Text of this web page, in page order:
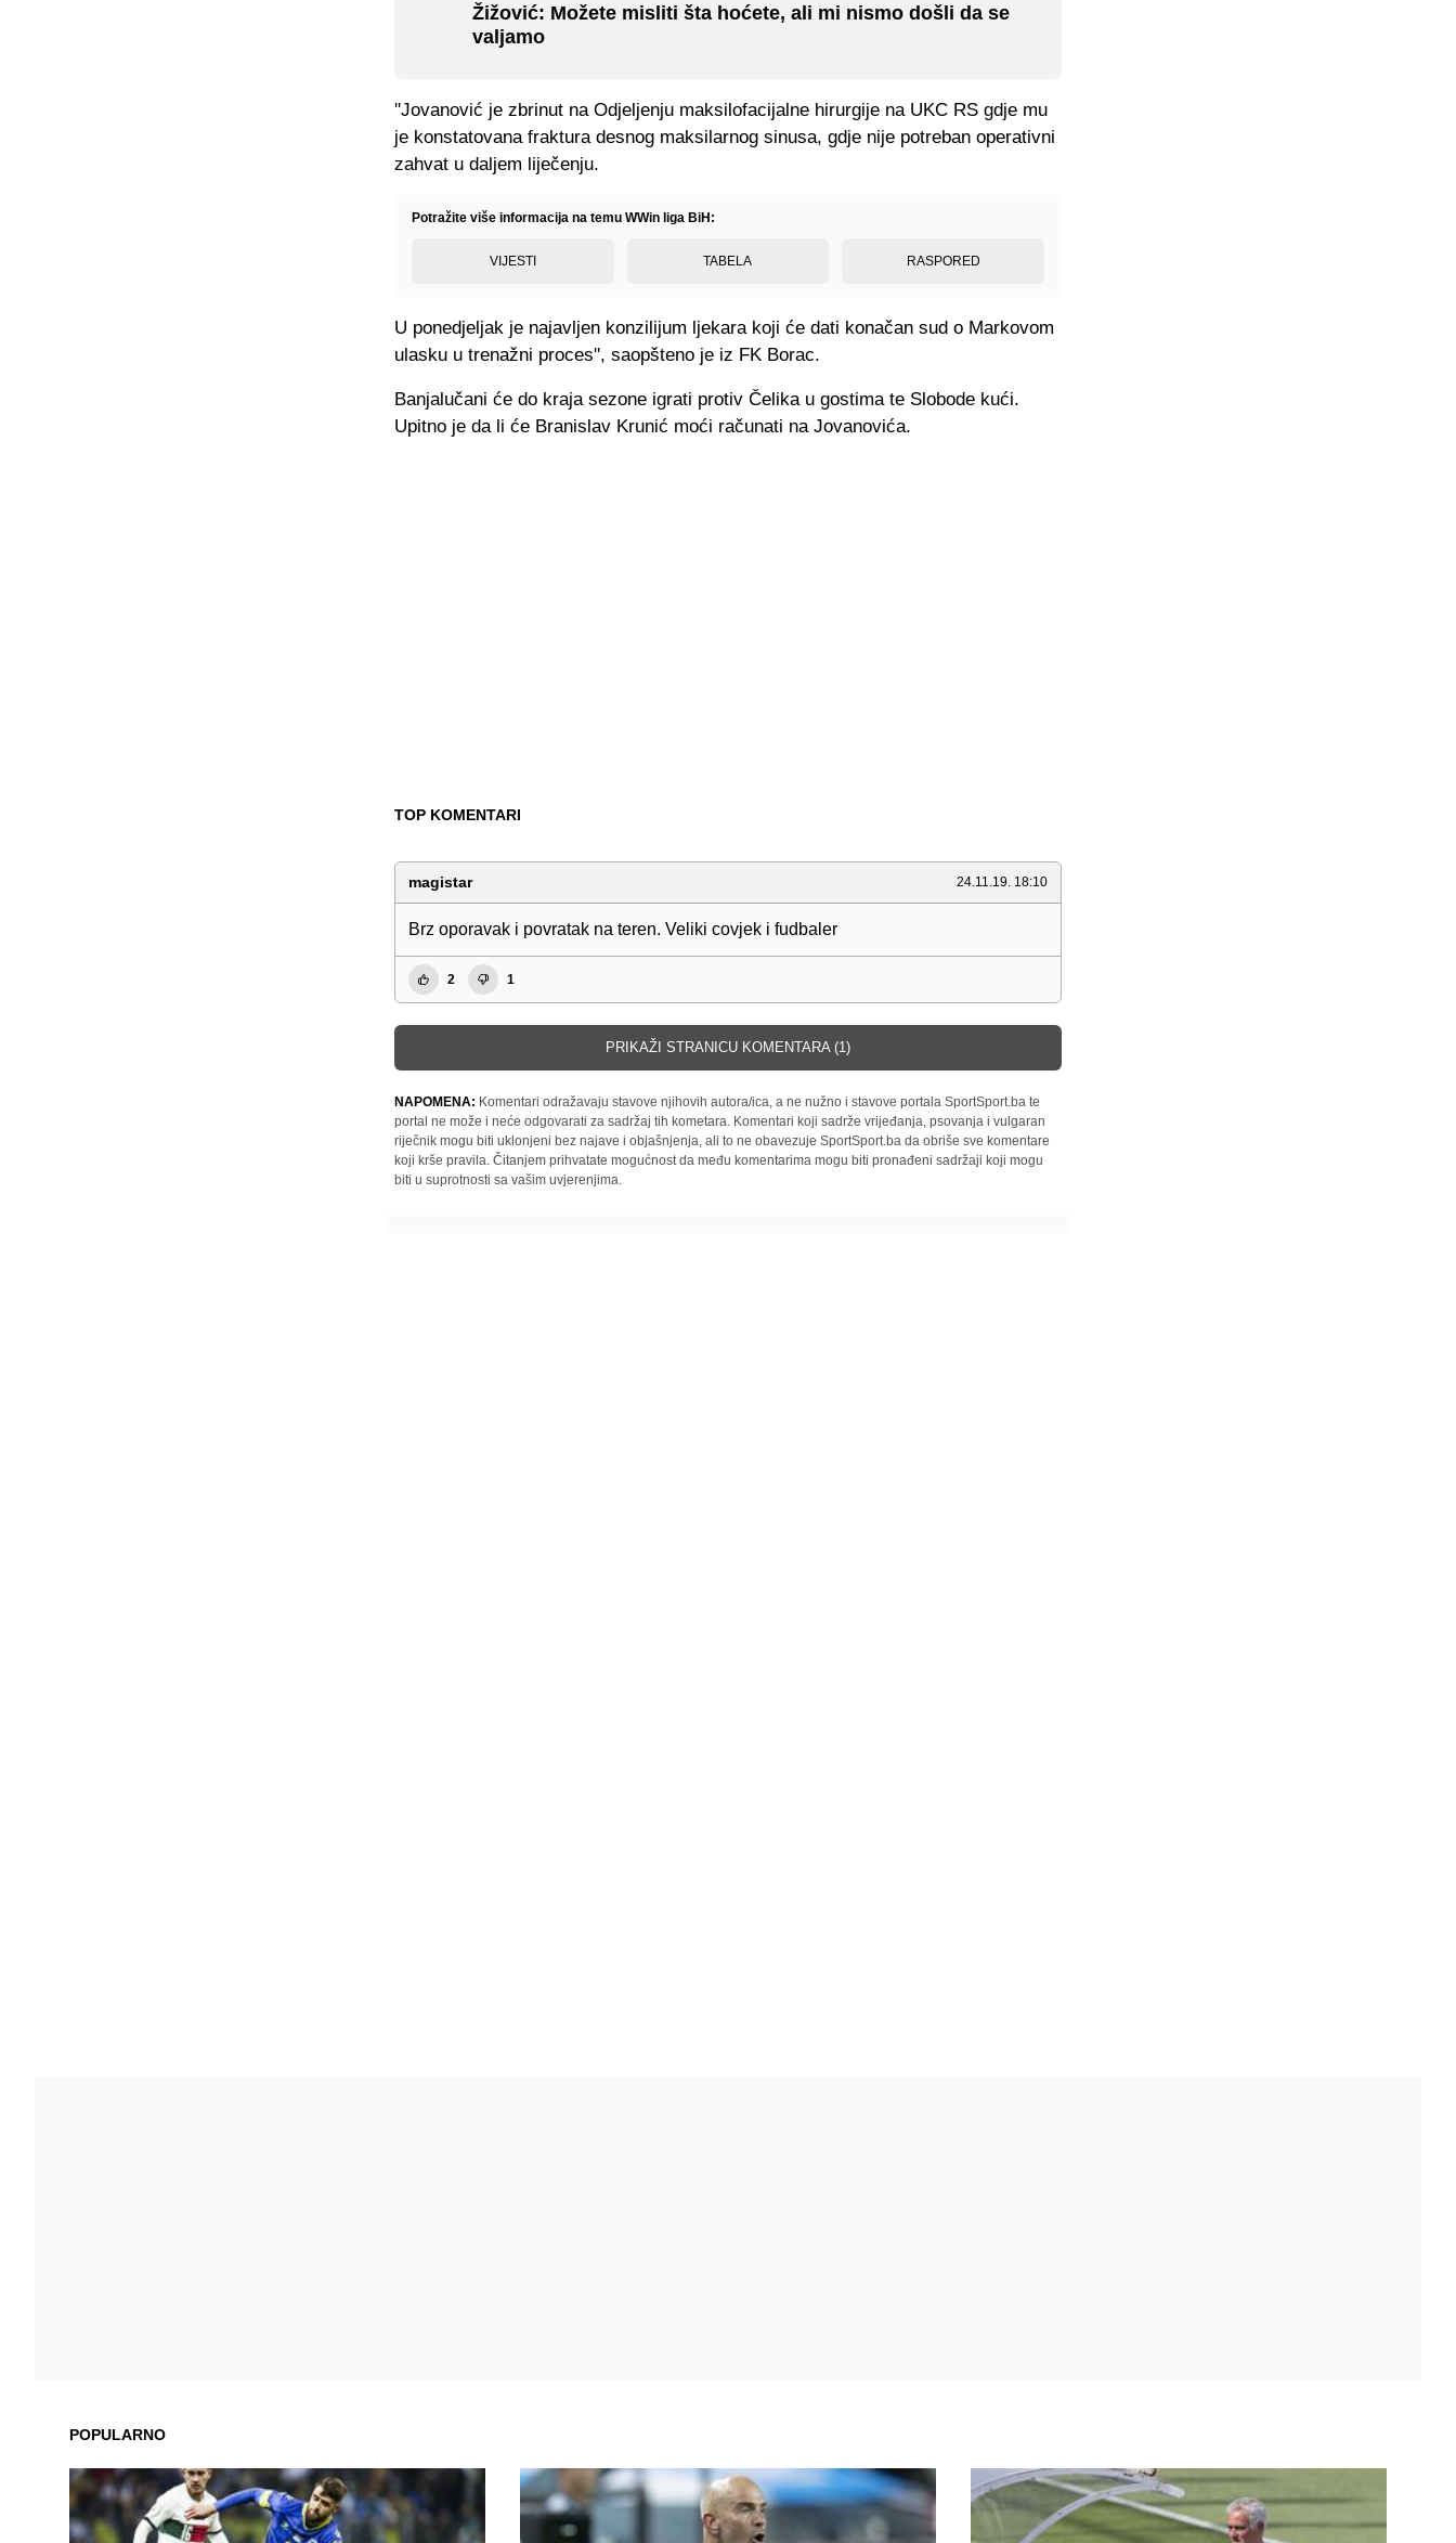
Žižović: Možete misliti šta hoćete, ali mi nismo došli da se
valjamo
''Jovanović je zbrinut na Odjeljenju maksilofacijalne hirurgije na UKC RS gdje mu
je konstatovana fraktura desnog maksilarnog sinusa, gdje nije potreban operativni
zahvat u daljem liječenju.
Potražite više informacija na temu WWin liga BiH:
VIJESTI TABELA RASPORED
U ponedjeljak je najavljen konzilijum ljekara koji će dati konačan sud o Markovom
ulasku u trenažni proces'', saopšteno je iz FK Borac.
Banjalučani će do kraja sezone igrati protiv Čelika u gostima te Slobode kući.
Upitno je da li će Branislav Krunić moći računati na Jovanovića.
TOP KOMENTARI
magistar 24.11.19. 18:10
Brz oporavak i povratak na teren. Veliki covjek i fudbaler
2 1
PRIKAŽI STRANICU KOMENTARA (1)
NAPOMENA: Komentari odražavaju stavove njihovih autora/ica, a ne nužno i stavove portala SportSport.ba te
portal ne može i neće odgovarati za sadržaj tih kometara. Komentari koji sadrže vrijeđanja, psovanja i vulgaran
riječnik mogu biti uklonjeni bez najave i objašnjenja, ali to ne obavezuje SportSport.ba da obriše sve komentare
koji krše pravila. Čitanjem prihvatate mogućnost da među komentarima mogu biti pronađeni sadržaji koji mogu
biti u suprotnosti sa vašim uvjerenjima.
POPULARNO